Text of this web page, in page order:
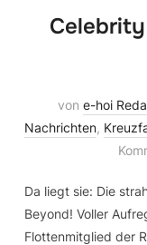
von e-hoi
Nachrichten,
Da liegt sie: Die
Beyond! Voller
Flottenmitglied der